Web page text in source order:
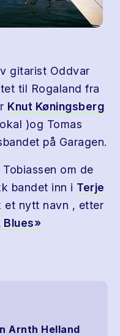
gitarist Oddvar
til Rogaland fra
Knut Køningsberg
)og Tomas
på Garagen.
om de
bandet inn i Terje
et nytt navn , etter
Blues»
Arnth Helland